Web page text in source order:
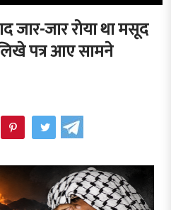
जार रोया था मसूद
पत्र आए सामने